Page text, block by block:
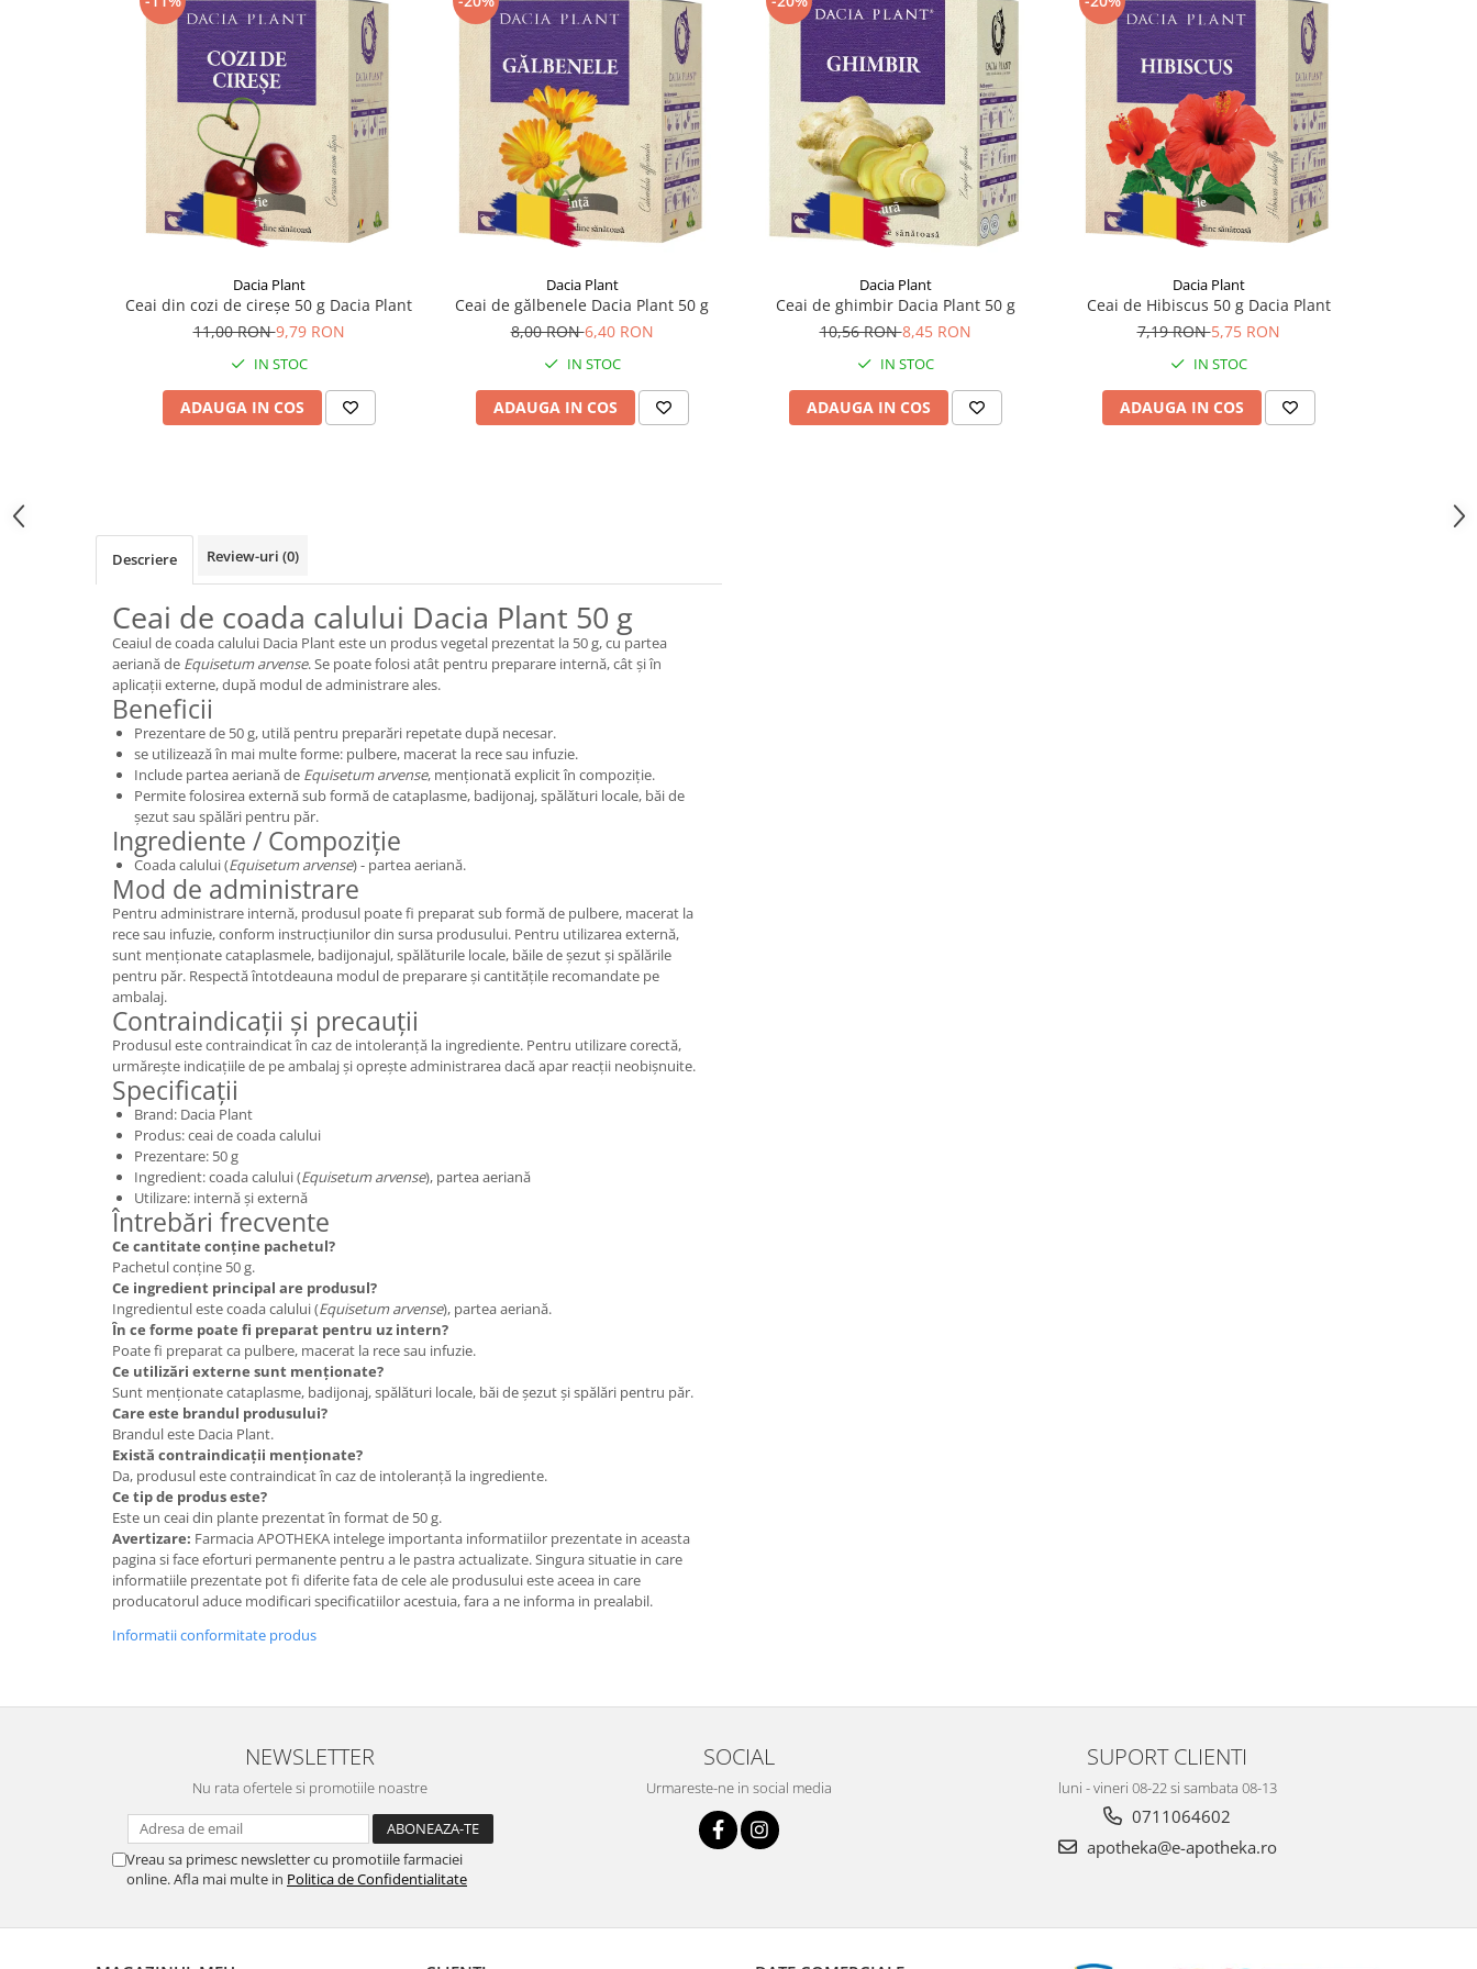
Supliment Vitamina D3
Tincturi si Gemoderivate
Tuse gat si respiratie
Dacia Plant
Ceai din cozi de cireșe 50 g Dacia Plant
11,00 RON9,79 RON
IN STOC
ADAUGA IN COS
Dacia Plant
Ceai de gălbenele Dacia Plant 50 g
8,00 RON6,40 RON
IN STOC
ADAUGA IN COS
Dacia Plant
Ceai de ghimbir Dacia Plant 50 g
10,56 RON8,45 RON
IN STOC
ADAUGA IN COS
Dacia Plant
Ceai de Hibiscus 50 g Dacia Plant
7,19 RON5,75 RON
IN STOC
ADAUGA IN COS
Descriere Review-uri (0)
Ceai de coada calului Dacia Plant 50 g
Ceaiul de coada calului Dacia Plant este un produs vegetal prezentat la 50 g, cu partea
aeriană de Equisetum arvense. Se poate folosi atât pentru preparare internă, cât și în
aplicații externe, după modul de administrare ales.
Beneficii
Prezentare de 50 g, utilă pentru preparări repetate după necesar.
se utilizează în mai multe forme: pulbere, macerat la rece sau infuzie.
Include partea aeriană de Equisetum arvense, menționată explicit în compoziție.
Permite folosirea externă sub formă de cataplasme, badijonaj, spălături locale, băi de
șezut sau spălări pentru păr.
Ingrediente / Compoziție
Coada calului (Equisetum arvense) - partea aeriană.
Mod de administrare
Pentru administrare internă, produsul poate fi preparat sub formă de pulbere, macerat la
rece sau infuzie, conform instrucțiunilor din sursa produsului. Pentru utilizarea externă,
sunt menționate cataplasmele, badijonajul, spălăturile locale, băile de șezut și spălările
pentru păr. Respectă întotdeauna modul de preparare și cantitățile recomandate pe
ambalaj.
Contraindicații și precauții
Produsul este contraindicat în caz de intoleranță la ingrediente. Pentru utilizare corectă,
urmărește indicațiile de pe ambalaj și oprește administrarea dacă apar reacții neobișnuite.
Specificații
Brand: Dacia Plant
Produs: ceai de coada calului
Prezentare: 50 g
Ingredient: coada calului (Equisetum arvense), partea aeriană
Utilizare: internă și externă
Întrebări frecvente
Ce cantitate conține pachetul?
Pachetul conține 50 g.
Ce ingredient principal are produsul?
Ingredientul este coada calului (Equisetum arvense), partea aeriană.
În ce forme poate fi preparat pentru uz intern?
Poate fi preparat ca pulbere, macerat la rece sau infuzie.
Ce utilizări externe sunt menționate?
Sunt menționate cataplasme, badijonaj, spălături locale, băi de șezut și spălări pentru păr.
Care este brandul produsului?
Brandul este Dacia Plant.
Există contraindicații menționate?
Da, produsul este contraindicat în caz de intoleranță la ingrediente.
Ce tip de produs este?
Este un ceai din plante prezentat în format de 50 g.
Avertizare: Farmacia APOTHEKA intelege importanta informatiilor prezentate in aceasta
pagina si face eforturi permanente pentru a le pastra actualizate. Singura situatie in care
informatiile prezentate pot fi diferite fata de cele ale produsului este aceea in care
producatorul aduce modificari specificatiilor acestuia, fara a ne informa in prealabil.
Informatii conformitate produs
NEWSLETTER
Nu rata ofertele si promotiile noastre
Vreau sa primesc newsletter cu promotiile farmaciei
online. Afla mai multe in Politica de Confidentialitate
SOCIAL
Urmareste-ne in social media
SUPORT CLIENTI
luni - vineri 08-22 si sambata 08-13
0711064602
apotheka@e-apotheka.ro